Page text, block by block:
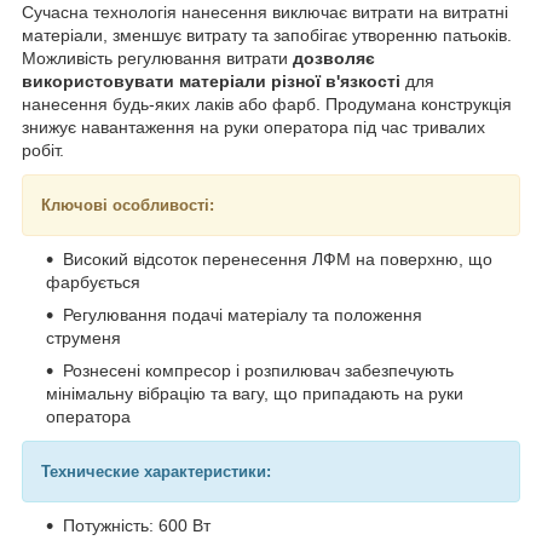
Сучасна технологія нанесення виключає витрати на витратні
матеріали, зменшує витрату та запобігає утворенню патьоків.
Можливість регулювання витрати дозволяє
використовувати матеріали різної в'язкості для
нанесення будь-яких лаків або фарб. Продумана конструкція
знижує навантаження на руки оператора під час тривалих
робіт.
Ключові особливості:
Високий відсоток перенесення ЛФМ на поверхню, що
фарбується
Регулювання подачі матеріалу та положення
струменя
Рознесені компресор і розпилювач забезпечують
мінімальну вібрацію та вагу, що припадають на руки
оператора
Технические характеристики:
Потужність: 600 Вт